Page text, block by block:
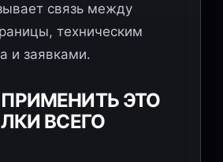
связь между
техническим
и заявками.
ЭТО
ВСЕГО